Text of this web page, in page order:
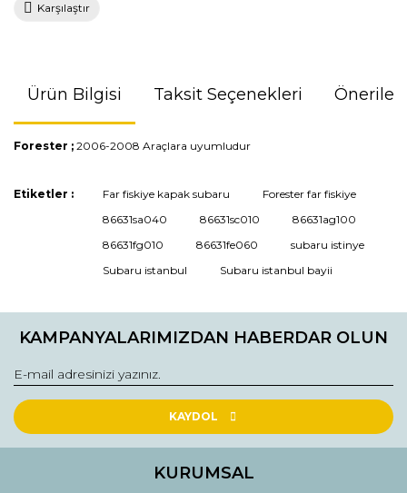
Karşılaştır
Ürün Bilgisi Taksit Seçenekleri
Forester ; 2006-2008 Araçlara uyumludur
Bu ürünün fiyat bilgisi, resim, ürün açıklamalarında ve diğer
kullanarak tarafımıza iletebilirsiniz.
Görüş ve önerileriniz için teşekkür ederiz.
Ürün açıklamasında eksik bilgiler bulunuyor.
Ürün bilgilerinde hatalar bulunuyor.
Bu ürüne benzer farklı alternatifler olmalı.
Etiketler : Far fiskiye kapak subaru
Forester far fiskiye
86631sa040
86631sc010
86631ag100
86631fg010
86631fe060
subaru istinye
Subaru istanbul
Subaru istanbul bayii
KAMPANYALARIMIZDAN HABERDAR OLUN
KAYDOL
KURUMSAL